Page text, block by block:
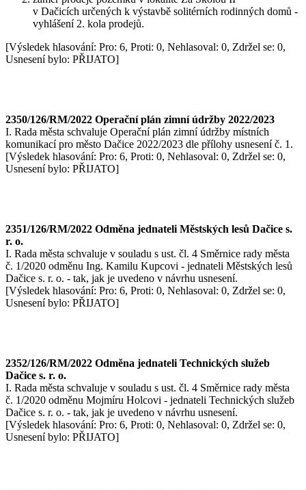
v Dačicích určených k výstavbě solitérních rodinných domů -
vyhlášení 2. kola prodejů.
[Výsledek hlasování: Pro: 6, Proti: 0, Nehlasoval: 0, Zdržel se: 0,
Usnesení bylo: PŘIJATO]
2350/126/RM/2022 Operační plán zimní údržby 2022/2023
I. Rada města schvaluje Operační plán zimní údržby místních
komunikací pro město Dačice 2022/2023 dle přílohy usnesení č. 1.
[Výsledek hlasování: Pro: 6, Proti: 0, Nehlasoval: 0, Zdržel se: 0,
Usnesení bylo: PŘIJATO]
2351/126/RM/2022 Odměna jednateli Městských lesů Dačice s.
r. o.
I. Rada města schvaluje v souladu s ust. čl. 4 Směrnice rady města
č. 1/2020 odměnu Ing. Kamilu Kupcovi - jednateli Městských lesů
Dačice s. r. o. - tak, jak je uvedeno v návrhu usnesení.
[Výsledek hlasování: Pro: 6, Proti: 0, Nehlasoval: 0, Zdržel se: 0,
Usnesení bylo: PŘIJATO]
2352/126/RM/2022 Odměna jednateli Technických služeb
Dačice s. r. o.
I. Rada města schvaluje v souladu s ust. čl. 4 Směrnice rady města
č. 1/2020 odměnu Mojmíru Holcovi - jednateli Technických služeb
Dačice s. r. o. - tak, jak je uvedeno v návrhu usnesení.
[Výsledek hlasování: Pro: 6, Proti: 0, Nehlasoval: 0, Zdržel se: 0,
Usnesení bylo: PŘIJATO]